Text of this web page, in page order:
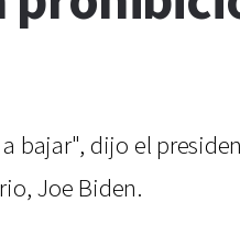
bajar", dijo el
Joe Biden.